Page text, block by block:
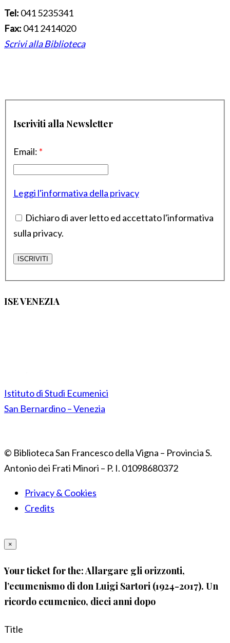
Tel: 041 5235341
Fax: 041 2414020
Scrivi alla Biblioteca
Iscriviti alla Newsletter
Email: *
Leggi l'informativa della privacy
Dichiaro di aver letto ed accettato l'informativa
sulla privacy.
ISE VENEZIA
Istituto di Studi Ecumenici
San Bernardino – Venezia
© Biblioteca San Francesco della Vigna – Provincia S.
Antonio dei Frati Minori – P. I. 01098680372
Privacy & Cookies
Credits
×
Your ticket for the: Allargare gli orizzonti,
l’ecumenismo di don Luigi Sartori (1924-2017). Un
ricordo ecumenico, dieci anni dopo
Title